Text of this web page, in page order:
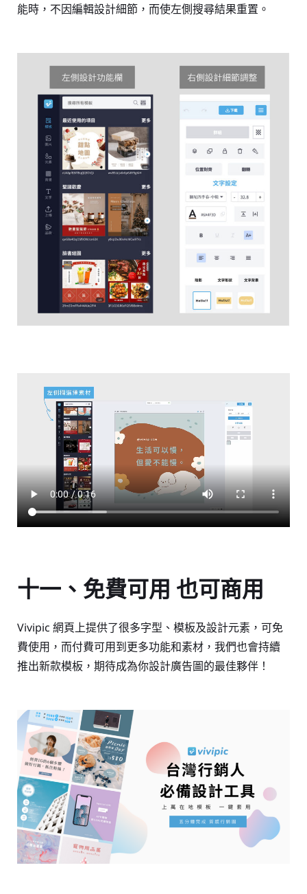
能時，不因編輯設計細節，而使左側搜尋結果重置。
十一、免費可用 也可商用
Vivipic 網頁上提供了很多字型、模板及設計元素，可免
費使用，而付費可用到更多功能和素材，我們也會持續
推出新款模板，期待成為你設計廣告圖的最佳夥伴！